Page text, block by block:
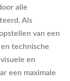
alle
Als
van een
technische
en
een maximale